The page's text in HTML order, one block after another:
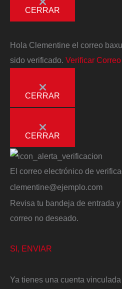
CERRAR
Hola Clementine el correo
sido verificado. Verificar Correo
CERRAR
CERRAR
El correo electrónico de
clementine@ejemplo.com
Revisa tu bandeja de entrada
correo no deseado.
SI, ENVIAR
Ya tienes una cuenta